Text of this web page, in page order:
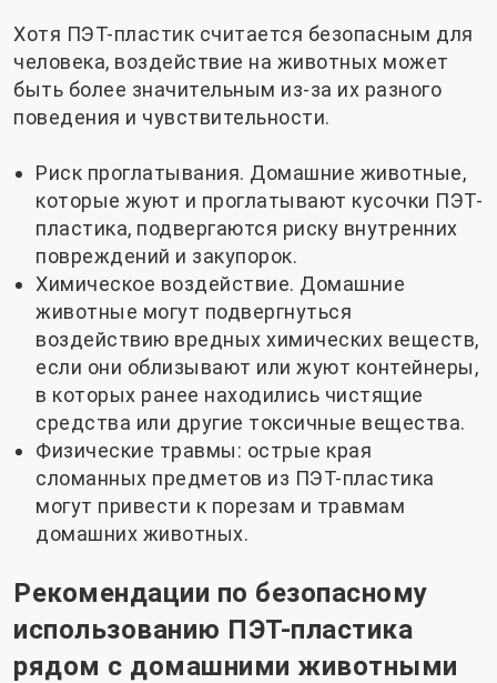
Хотя ПЭТ-пластик считается безопасным для
человека, воздействие на животных может
быть более значительным из-за их разного
поведения и чувствительности.
Риск проглатывания. Домашние животные,
которые жуют и проглатывают кусочки ПЭТ-
пластика, подвергаются риску внутренних
повреждений и закупорок.
Химическое воздействие. Домашние
животные могут подвергнуться
воздействию вредных химических веществ,
если они облизывают или жуют контейнеры,
в которых ранее находились чистящие
средства или другие токсичные вещества.
Физические травмы: острые края
сломанных предметов из ПЭТ-пластика
могут привести к порезам и травмам
домашних животных.
Рекомендации по безопасному
использованию ПЭТ-пластика
рядом с домашними животными